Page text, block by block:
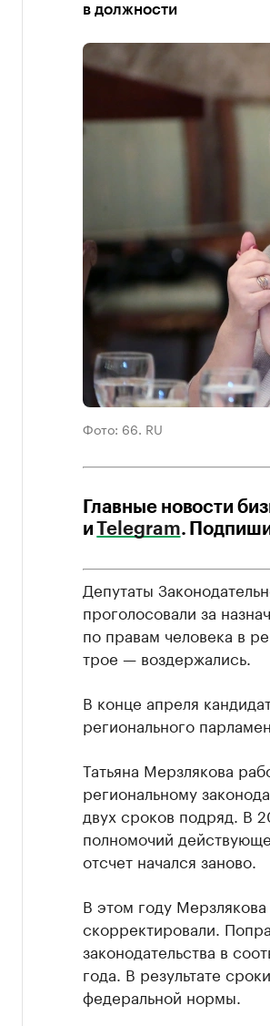
в должности
Фото: 66. RU
Главные новости
и
Telegram.
Депутаты
проголосовали за
по правам человека в
трое — воздержались.
В конце апреля
регионального
Татьяна Мерзлякова
региональному
двух сроков подряд. В
полномочий
отсчет начался заново.
В этом году
скорректировали.
законодательства в
года. В результате
федеральной нормы.